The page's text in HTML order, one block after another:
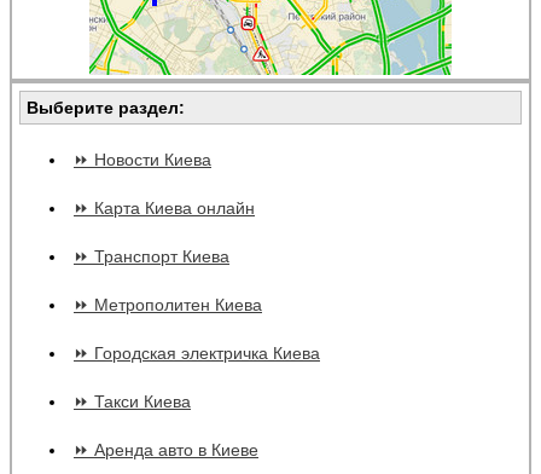
Выберите раздел:
⏩ Новости Киева
⏩ Карта Киева онлайн
⏩ Транспорт Киева
⏩ Метрополитен Киева
⏩ Городская электричка Киева
⏩ Такси Киева
⏩ Аренда авто в Киеве